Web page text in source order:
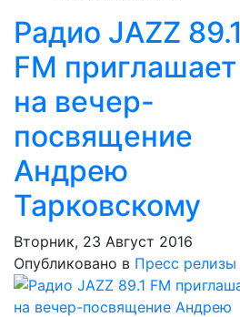
Радио JAZZ 89.1
FM приглашает
на вечер-
посвящение
Андрею
Тарковскому
Вторник, 23 Август 2016
Опубликовано в Пресс релизы